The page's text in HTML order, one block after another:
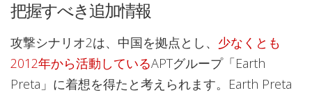
把握すべき追加情報
攻撃シナリオ2は、中国を拠点とし、 少なくとも
2012年から活動しているAPTグループ「Earth
Preta」に着想を得たと考えられます。Earth Preta